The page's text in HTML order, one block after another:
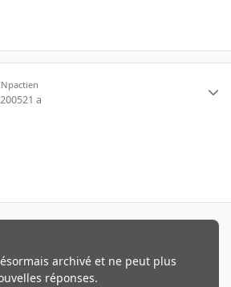
21 a
archivé et ne peut plus
réponses.